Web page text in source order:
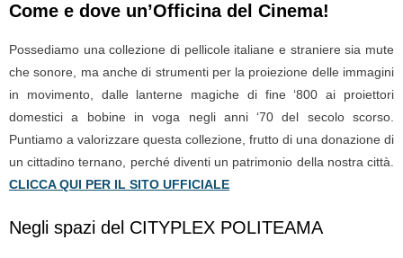
Come e dove un’Officina del Cinema!
Possediamo una collezione di pellicole italiane e straniere sia mute
che sonore, ma anche di strumenti per la proiezione delle immagini
in movimento, dalle lanterne magiche di fine ‘800 ai proiettori
domestici a bobine in voga negli anni ‘70 del secolo scorso.
Puntiamo a valorizzare questa collezione, frutto di una donazione di
un cittadino ternano, perché diventi un patrimonio della nostra città.
CLICCA QUI PER IL SITO UFFICIALE
Negli spazi del CITYPLEX POLITEAMA